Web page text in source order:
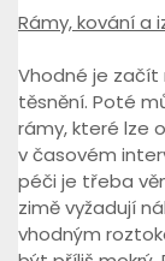
Rámy, kování a
Vhodné je začít
těsnění. Poté
rámy, které lze
v časovém
péči je třeba
zimě vyžadují
vhodným